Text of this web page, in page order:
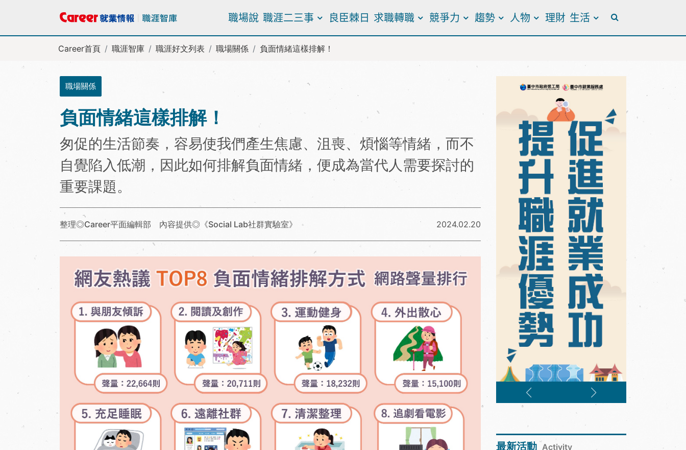
職場說 職涯二三事 良臣棘日 求職轉職 競爭力 趨勢 人物 理財 生活
全站搜尋
Career首頁 職涯智庫 職涯好文列表 職場關係 負面情緒這樣排解！
職場關係
負面情緒這樣排解！
匆促的生活節奏，容易使我們產生焦慮、沮喪、煩惱等情緒，而不
自覺陷入低潮，因此如何排解負面情緒，便成為當代人需要探討的
重要課題。
整理◎Career平面編輯部 內容提供◎《Social Lab社群實驗室》 2024.02.20
最新活動 Activity